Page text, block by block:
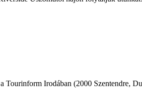
Irodában (2000 Szentendre,